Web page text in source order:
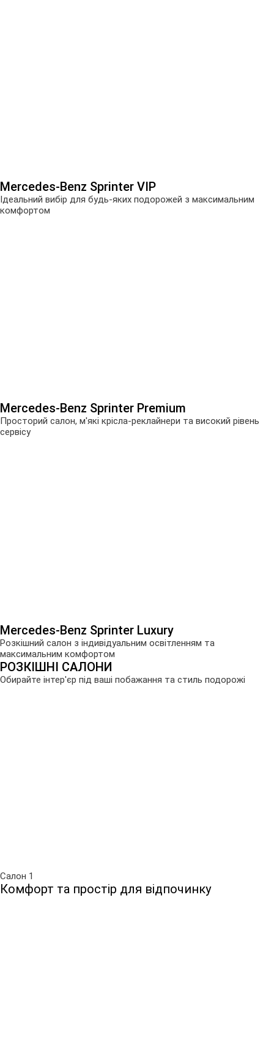
Mercedes-Benz Sprinter VIP
Ідеальний вибір для будь-яких подорожей з максимальним
комфортом
Mercedes-Benz Sprinter Premium
Просторий салон, м'які крісла-реклайнери та високий рівень
сервісу
Mercedes-Benz Sprinter Luxury
Розкішний салон з індивідуальним освітленням та
максимальним комфортом
РОЗКІШНІ САЛОНИ
Обирайте інтер'єр під ваші побажання та стиль подорожі
Салон 1
Комфорт та простір для відпочинку